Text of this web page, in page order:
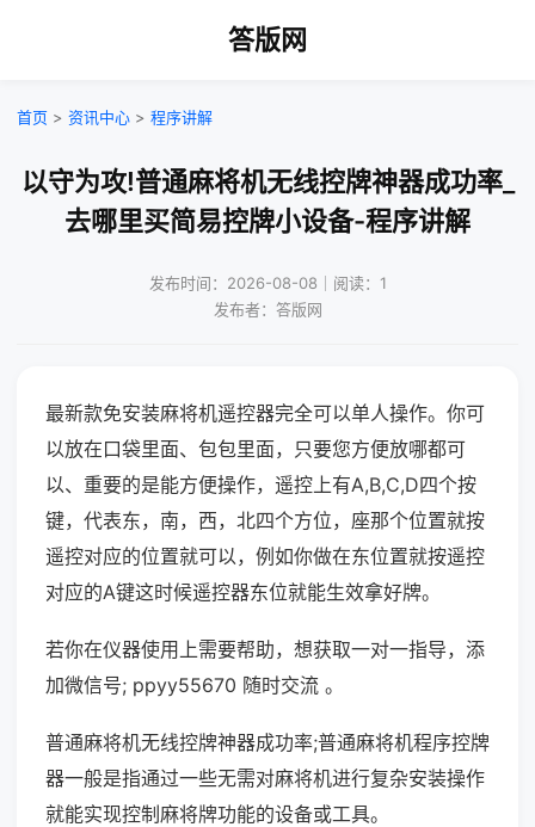
答版网
首页 > 资讯中心 > 程序讲解
以守为攻!普通麻将机无线控牌神器成功率_
去哪里买简易控牌小设备-程序讲解
发布时间：2026-08-08｜阅读：1
发布者：答版网
最新款免安装麻将机遥控器完全可以单人操作。你可
以放在口袋里面、包包里面，只要您方便放哪都可
以、重要的是能方便操作，遥控上有A,B,C,D四个按
键，代表东，南，西，北四个方位，座那个位置就按
遥控对应的位置就可以，例如你做在东位置就按遥控
对应的A键这时候遥控器东位就能生效拿好牌。
若你在仪器使用上需要帮助，想获取一对一指导，添
加微信号; ppyy55670 随时交流 。
普通麻将机无线控牌神器成功率;普通麻将机程序控牌
器一般是指通过一些无需对麻将机进行复杂安装操作
就能实现控制麻将牌功能的设备或工具。